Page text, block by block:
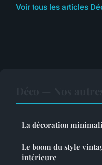
Voir tous les articles
La décoration
Le boom du style
intérieure